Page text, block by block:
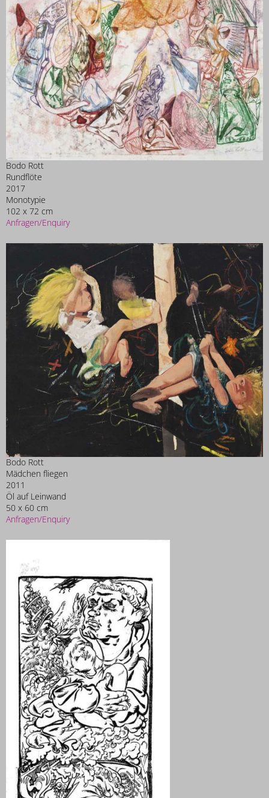
Bodo Rott
Rundflöte
2017
Monotypie
102 x 72 cm
Anfragen/Enquiry
Bodo Rott
Mädchen fliegen
2011
Öl auf Leinwand
50 x 60 cm
Anfragen/Enquiry